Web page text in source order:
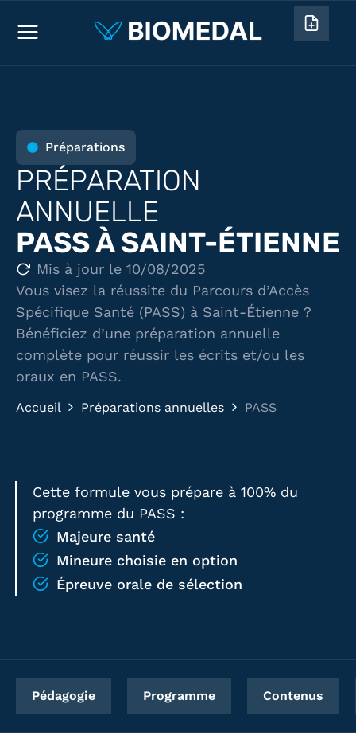
Préparations
PRÉPARATION
ANNUELLE
PASS À SAINT-ÉTIENNE
Mis à jour le 10/08/2025
Vous visez la réussite du Parcours d’Accès
Spécifique Santé (PASS) à Saint-Étienne ?
Bénéficiez d’une préparation annuelle
complète pour réussir les écrits et/ou les
oraux en PASS.
Accueil Préparations annuelles PASS
Cette formule vous prépare à 100% du
programme du PASS :
Majeure santé
Mineure choisie en option
Épreuve orale de sélection
Pédagogie Programme Contenus